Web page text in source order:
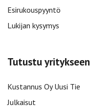
Esirukouspyyntö
Lukijan kysymys
Tutustu yritykseen
Kustannus Oy Uusi Tie
Julkaisut